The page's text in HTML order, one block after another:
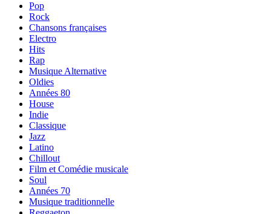
Pop
Rock
Chansons françaises
Electro
Hits
Rap
Musique Alternative
Oldies
Années 80
House
Indie
Classique
Jazz
Latino
Chillout
Film et Comédie musicale
Soul
Années 70
Musique traditionnelle